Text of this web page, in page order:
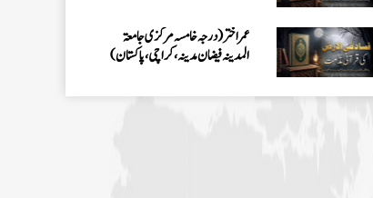
محمد سعد عمران (درجہ عالیہ مرکزی جامعۃ
المدینہ فیضانِ مدینہ ،کراچی ،پاکستان)